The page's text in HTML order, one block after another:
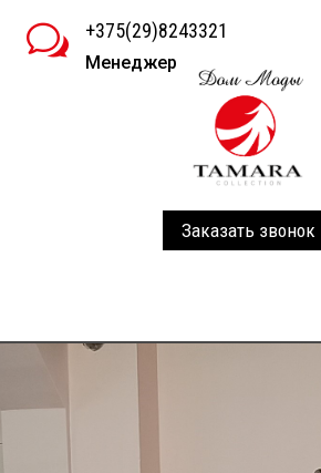
w +375(29)8243321
Менеджер
Заказать звонок